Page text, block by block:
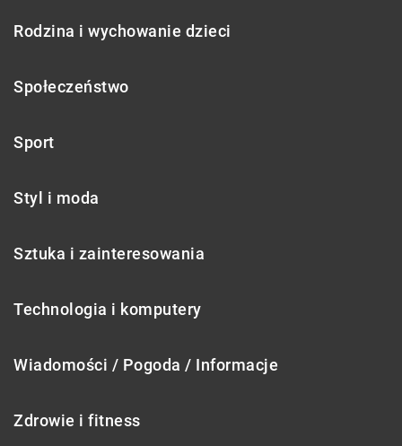
Rodzina i wychowanie dzieci
Społeczeństwo
Sport
Styl i moda
Sztuka i zainteresowania
Technologia i komputery
Wiadomości / Pogoda / Informacje
Zdrowie i fitness